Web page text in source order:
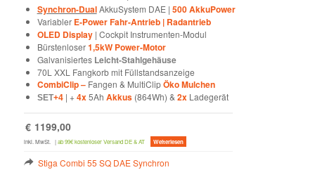
Synchron-DualAkkuSystem DAE | 500 AkkuPower
Variabler E-Power Fahr-Antrieb | Radantrieb
OLED Display| Cockpit Instrumenten-Modul
Bürstenloser1,5kW Power-Motor
Galvanisiertes Leicht-Stahlgehäuse
70L XXL Fangkorb mit Füllstandsanzeige
CombiClip – Fangen & MultiClipÖko Mulchen
SET+4| +4x5Ah Akkus (864Wh) &2xLadegerät
€ 1199,00
inkl. MwSt. |ab 99€ kostenloser Versand DE & AT Weiterlesen
Stiga Combi 55 SQ DAE Synchron